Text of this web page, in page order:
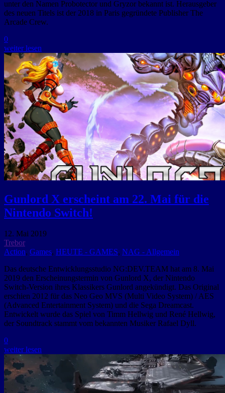
unter den Namen Probotector und Gryzor bekannt ist. Herausgeber
des neuen Titels ist der 2018 in Paris gegründete Publisher The
Arcade Crew.
0
weiter lesen
Gunlord X erscheint am 22. Mai für die
Nintendo Switch!
12. Mai 2019
Trebor
Action, Games, HEUTE - GAMES, NAG - Allgemein
Das deutsche Entwicklungsstudio NG:DEV.TEAM hat am 8. Mai
2019 den Erscheinungstermin von Gunlord X, der Nintendo
Switch-Version ihres Klassikers Gunlord angekündigt. Das Original
erschien 2012 für das Neo Geo MVS (Multi Video System) / AES
(Advanced Entertainment System) und die Sega Dreamcast.
Entwickelt wurde das Spiel von Timm Hellwig und René Hellwig,
der Soundtrack stammt vom bekannten Musiker Rafael Dyll.
0
weiter lesen